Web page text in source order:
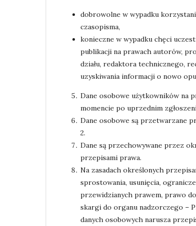
dobrowolne w wypadku
czasopisma,
konieczne w wypadku chęci
publikacji na prawach autorów,
działu, redaktora technicznego,
uzyskiwania informacji o nowo
Dane osobowe użytkowników na
momencie po uprzednim
Dane osobowe są przetwarzane
2.
Dane są przechowywane przez
przepisami prawa.
Na zasadach określonych
sprostowania, usunięcia,
przewidzianych prawem, prawo
skargi do organu nadzorczego –
danych osobowych narusza